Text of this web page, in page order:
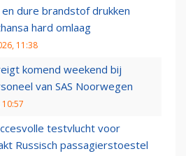
en dure brandstof drukken
hard omlaag
11:38
komend weekend bij
van SAS Noorwegen
testvlucht voor
Russisch passagierstoestel